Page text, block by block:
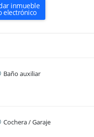
inmueble
electrónico
Baño auxiliar
Cochera / Garaje